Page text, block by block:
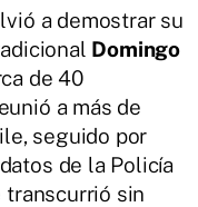
a demostrar su
Domingo
de 40
a más de
seguido por
de la Policía
transcurrió sin